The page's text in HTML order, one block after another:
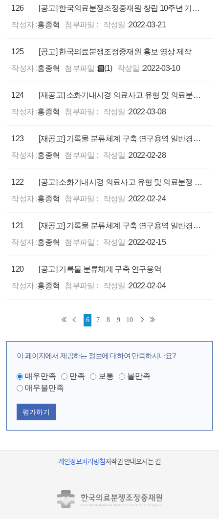
126
[공고] 한국의료분쟁조정중재원 창립 10주년 기념 세미나 운영
작성자 :홍종혁 첨부파일 : 작성일 :2022-03-21
125
[공고] 한국의료분쟁조정중재원 홍보 영상 제작
작성자 :홍종혁 첨부파일 : (1) 작성일 :2022-03-10
124
[재공고] 소화기내시경 의료사고 유형 및 의료분쟁 예방 교육 동영상 제작
작성자 :홍종혁 첨부파일 : 작성일 :2022-03-08
123
[재공고] 기록물 분류체계 구축 연구용역 일반경쟁 입찰(재공고)
작성자 :홍종혁 첨부파일 : 작성일 :2022-02-28
122
[공고] 소화기내시경 의료사고 유형 및 의료분쟁 예방 교육 동영상 제작
작성자 :홍종혁 첨부파일 : 작성일 :2022-02-24
121
[재공고] 기록물 분류체계 구축 연구용역 일반경쟁 입찰
작성자 :홍종혁 첨부파일 : 작성일 :2022-02-15
120
[공고] 기록물 분류체계 구축 연구용역
작성자 :홍종혁 첨부파일 : 작성일 :2022-02-04
6 7 8 9 10
이 페이지에서 제공하는 정보에 대하여 만족하시나요?
매우만족 만족 보통
불만족
매우불만족
평가하기
개인정보처리방침저작권 안내오시는 길